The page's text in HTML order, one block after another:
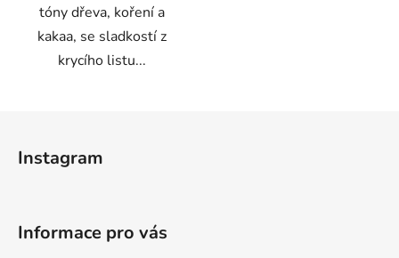
tóny dřeva, koření a
kakaa, se sladkostí z
krycího listu...
Instagram
Informace pro vás